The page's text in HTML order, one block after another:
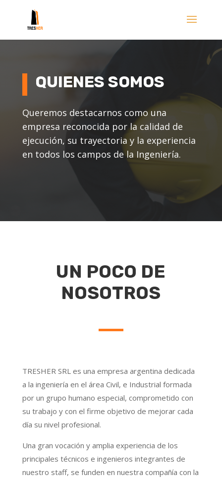
QUIENES SOMOS
Queremos destacarnos como una
empresa reconocida por la calidad de
ejecución, su trayectoria y la experiencia
en todos los campos de la Ingeniería.
UN POCO DE
NOSOTROS
TRESHER SRL es una empresa argentina dedicada
a la ingeniería en el área Civil, e Industrial formada
por un grupo humano especial, comprometido con
su trabajo y con el firme objetivo de mejorar cada
día su nivel profesional.
Una gran vocación y amplia experiencia de los
principales técnicos e ingenieros integrantes de
nuestro staff, se funden en nuestra compañía con la